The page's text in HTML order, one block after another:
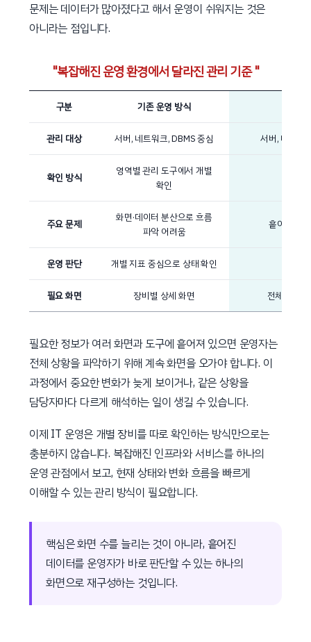
문제는 데이터가 많아졌다고 해서 운영이 쉬워지는 것은
아니라는 점입니다.
복잡해진 운영 환경에서 달라진 관리 기준
구분 기존 운영 방식
관리 대상 서버, 네트워크, DBMS 중심 서버, 네트워
확인 방식
영역별 관리 도구에서 개별
확인
주요 문제
화면·데이터 분산으로 흐름
파악 어려움
흩어진 데
운영 판단 개별 지표 중심으로 상태 확인
필요 화면 장비별 상세 화면 전체 현황
필요한 정보가 여러 화면과 도구에 흩어져 있으면 운영자는
전체 상황을 파악하기 위해 계속 화면을 오가야 합니다. 이
과정에서 중요한 변화가 늦게 보이거나, 같은 상황을
담당자마다 다르게 해석하는 일이 생길 수 있습니다.
이제 IT 운영은 개별 장비를 따로 확인하는 방식만으로는
충분하지 않습니다. 복잡해진 인프라와 서비스를 하나의
운영 관점에서 보고, 현재 상태와 변화 흐름을 빠르게
이해할 수 있는 관리 방식이 필요합니다.
핵심은 화면 수를 늘리는 것이 아니라, 흩어진
데이터를 운영자가 바로 판단할 수 있는 하나의
화면으로 재구성하는 것입니다.